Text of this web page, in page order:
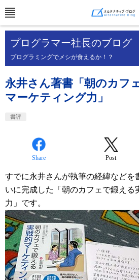
プログラマー社長のブログ
プログラミングでメシが食えるか！？
永井さん著書「朝のカフ
マーケティング力」
書評
Share Post
すでに永井さんが執筆の経緯などを
いに完成した「朝のカフェで鍛える
力」です。